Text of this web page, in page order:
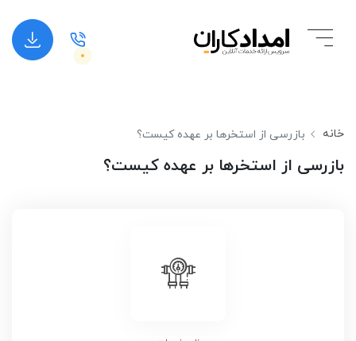
خانه بازرسی از استخرها بر عهده کیست؟
بازرسی از استخرها بر عهده کیست؟